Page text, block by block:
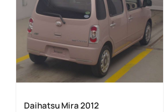
Daihatsu Mira 2012